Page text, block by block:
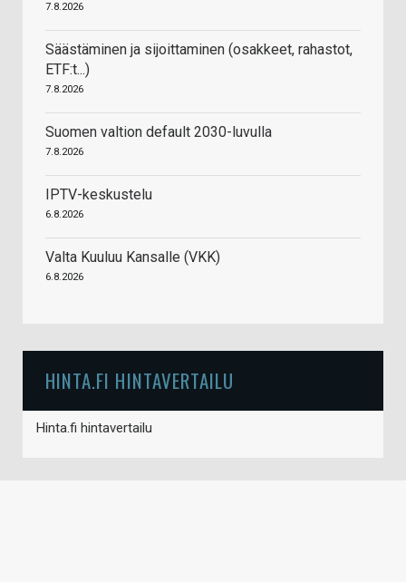
7.8.2026
Säästäminen ja sijoittaminen (osakkeet, rahastot,
ETF:t...)
7.8.2026
Suomen valtion default 2030-luvulla
7.8.2026
IPTV-keskustelu
6.8.2026
Valta Kuuluu Kansalle (VKK)
6.8.2026
HINTA.FI HINTAVERTAILU
Hinta.fi hintavertailu